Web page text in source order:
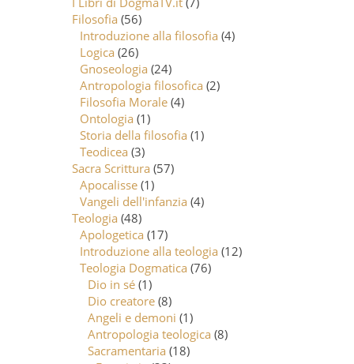
Filosofia (56)
Introduzione alla filosofia (4)
Logica (26)
Gnoseologia (24)
Antropologia filosofica (2)
Filosofia Morale (4)
Ontologia (1)
Storia della filosofia (1)
Teodicea (3)
Sacra Scrittura (57)
Apocalisse (1)
Vangeli dell'infanzia (4)
Teologia (48)
Apologetica (17)
Introduzione alla teologia (12)
Teologia Dogmatica (76)
Dio in sé (1)
Dio creatore (8)
Angeli e demoni (1)
Antropologia teologica (8)
Sacramentaria (18)